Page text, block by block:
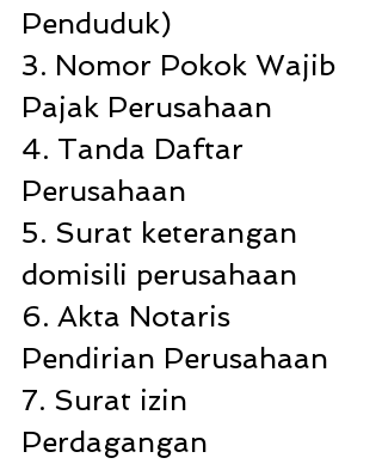
Penduduk)
3. Nomor Pokok Wajib
Pajak Perusahaan
4. Tanda Daftar
Perusahaan
5. Surat keterangan
domisili perusahaan
6. Akta Notaris
Pendirian Perusahaan
7. Surat izin
Perdagangan